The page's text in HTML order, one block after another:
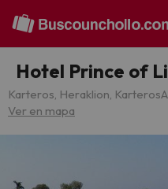
Hotel Prince of
Karteros, Heraklion, Karteros
Ver en mapa